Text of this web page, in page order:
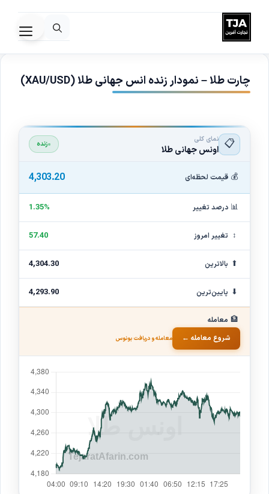
به
محتواچارت طلا – نمودار زنده انس جهانی طلا (XAU/USD)
📋 نمای کلی
اونس جهانی طلا زنده
💰 قیمت لحظه‌ای 4,303.20
📊 درصد تغییر 1.35%
↕ تغییر امروز 57.40
⬆ بالاترین 4,304.30
⬇ پایین‌ترین 4,293.90
🏦 معامله
شروع معامله ←
معامله و دریافت بونوس